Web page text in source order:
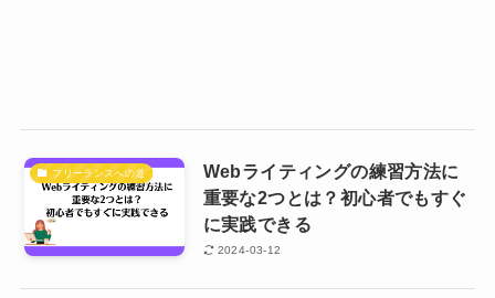
フリーランスへの道
Webライティングの練習方法に
重要な2つとは？初心者でもすぐ
に実践できる
2024-03-12